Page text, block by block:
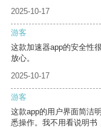
2025-10-17
游客
这款加速器app的安全性
放心。
2025-10-17
游客
这款app的用户界面简洁
悉操作。我不用看说明书